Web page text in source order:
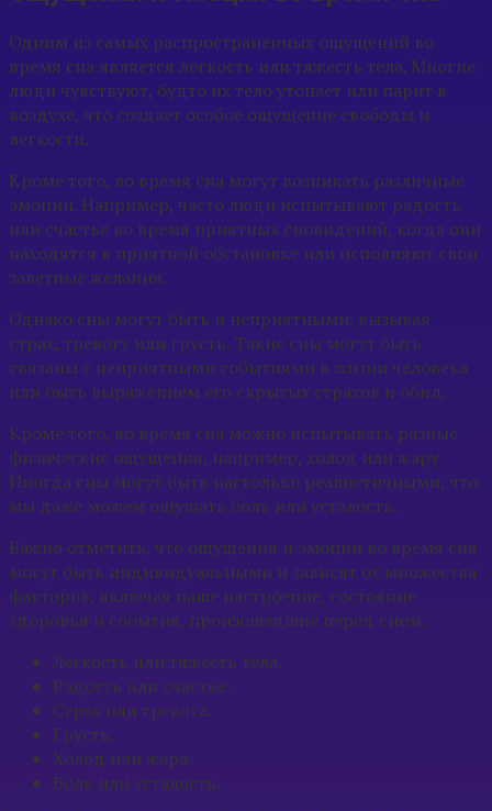
Одним из самых распространенных ощущений во
время сна является легкость или тяжесть тела. Многие
люди чувствуют, будто их тело утопает или парит в
воздухе, что создает особое ощущение свободы и
легкости.
Кроме того, во время сна могут возникать различные
эмоции. Например, часто люди испытывают радость
или счастье во время приятных сновидений, когда они
находятся в приятной обстановке или исполняют свои
заветные желания.
Однако сны могут быть и неприятными, вызывая
страх, тревогу или грусть. Такие сны могут быть
связаны с неприятными событиями в жизни человека
или быть выражением его скрытых страхов и обид.
Кроме того, во время сна можно испытывать разные
физические ощущения, например, холод или жару.
Иногда сны могут быть настолько реалистичными, что
мы даже можем ощущать боль или усталость.
Важно отметить, что ощущения и эмоции во время сна
могут быть индивидуальными и зависят от множества
факторов, включая наше настроение, состояние
здоровья и события, произошедшие перед сном.
Легкость или тяжесть тела.
Радость или счастье.
Страх или тревога.
Грусть.
Холод или жара.
Боль или усталость.